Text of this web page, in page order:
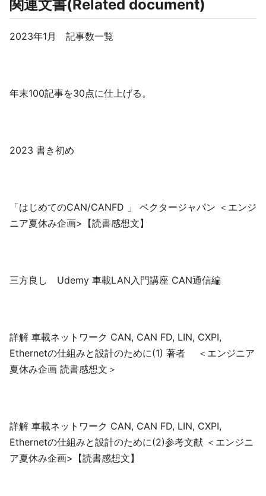
関連文書(Related document)
2023年1月 記事数一覧
年末100記事を30点に仕上げる。
2023 書き初め
「はじめてのCAN/CANFD 」 ベクタージャパン ＜エンジ
ニア夏休み企画>【読書感想文】
三方良し Udemy 車載LAN入門講座 CAN通信編
詳解 車載ネットワーク CAN, CAN FD, LIN, CXPI,
Ethernetの仕組みと設計のために(1) 著者 ＜エンジニア
夏休み企画 読書感想文＞
詳解 車載ネットワーク CAN, CAN FD, LIN, CXPI,
Ethernetの仕組みと設計のために(2)参考文献 ＜エンジニ
ア夏休み企画>【読書感想文】